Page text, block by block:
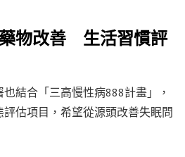
物改善 生活習慣評
結合「三高慢性病888計畫」，
估項目，希望從源頭改善失眠問